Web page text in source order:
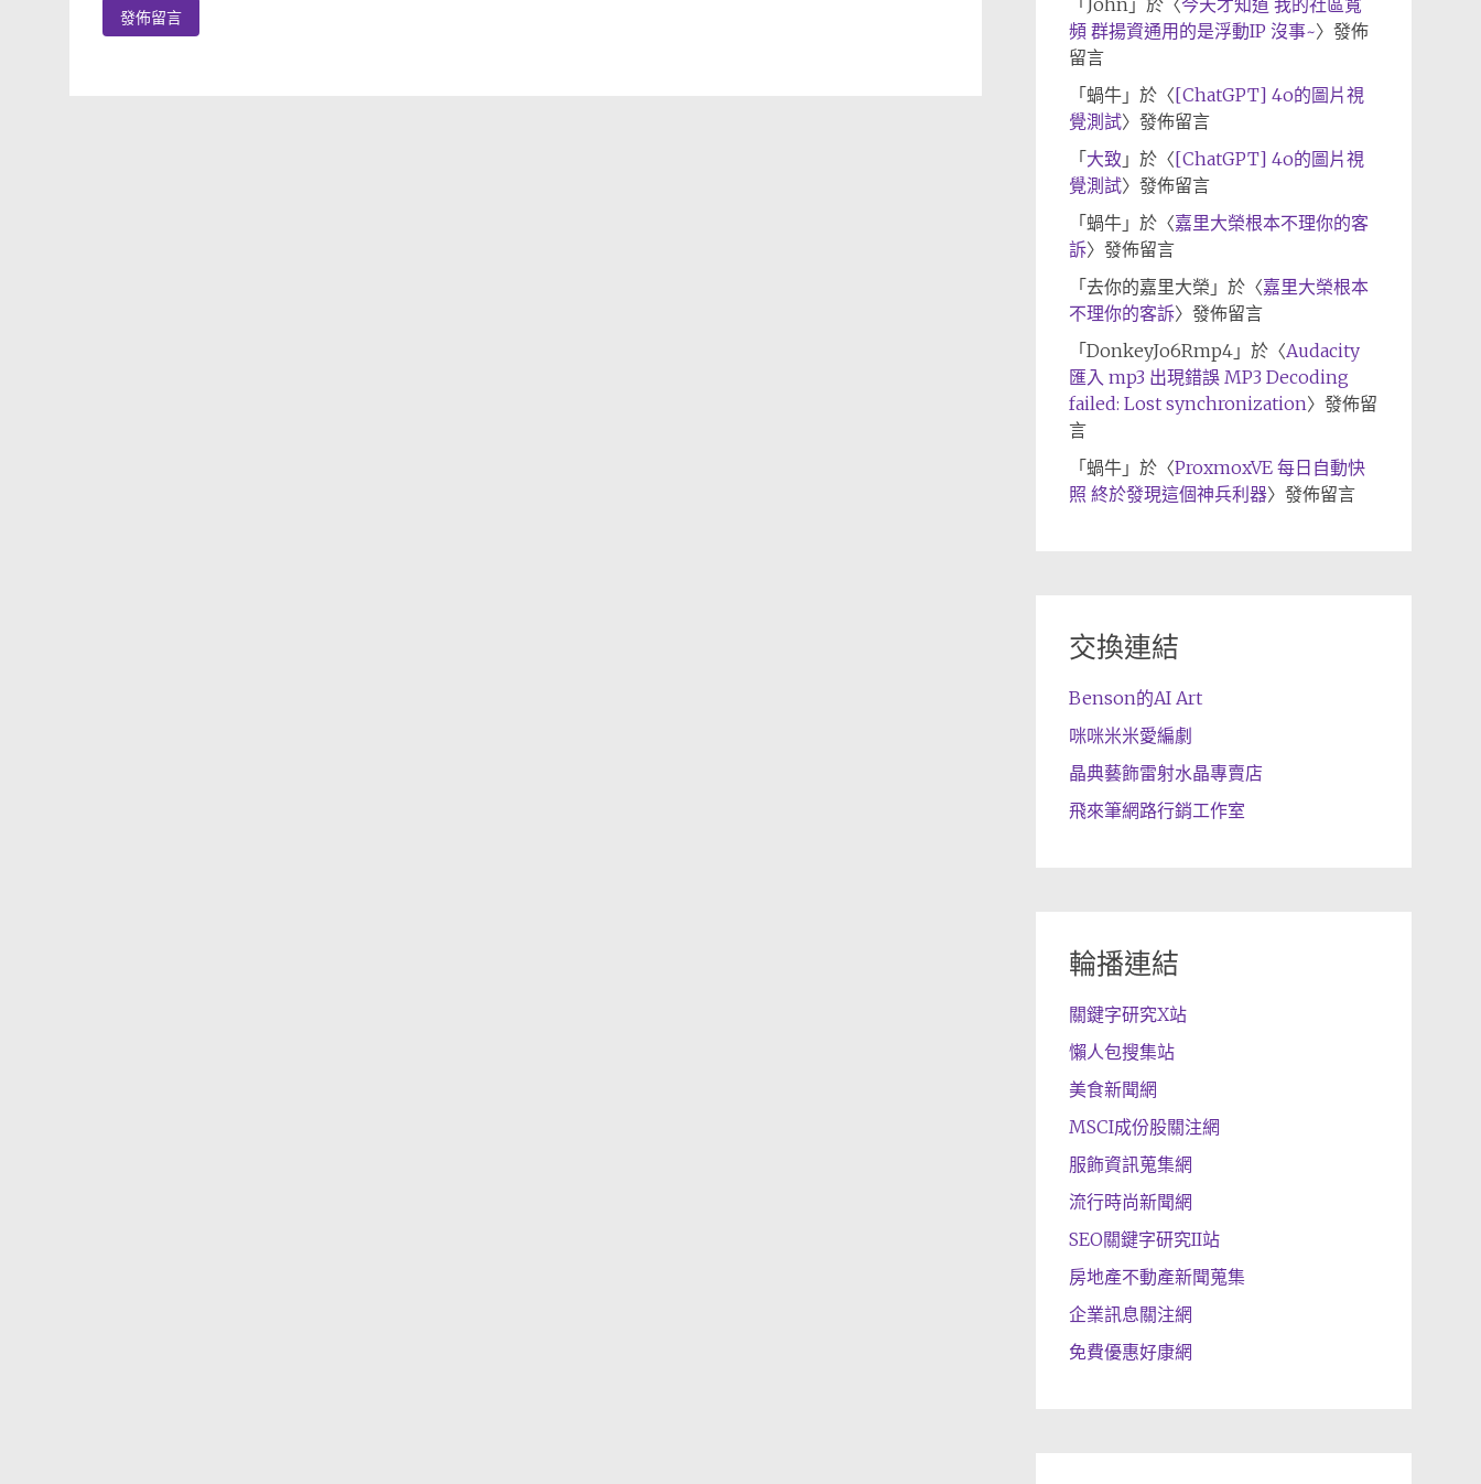
「 John」於〈今天才知道 我的社區寬
頻 群揚資通用的是浮動IP 沒事~〉發佈
留言
「 蝸牛」於〈[ChatGPT] 4o的圖片視
覺測試〉發佈留言
「 大致 」於〈[ChatGPT] 4o的圖片視
覺測試〉發佈留言
「 蝸牛」於〈嘉里大榮根本不理你的客
訴〉發佈留言
「 去你的嘉里大榮 」於〈嘉里大榮根本
不理你的客訴〉發佈留言
「 DonkeyJo6Rmp4」於〈Audacity
匯入 mp3 出現錯誤 MP3 Decoding
failed: Lost synchronization〉發佈留
言
「 蝸牛」於〈ProxmoxVE 每日自動快
照 終於發現這個神兵利器〉發佈留言
交換連結
Benson的AI Art
咪咪米米愛編劇
晶典藝飾雷射水晶專賣店
飛來筆網路行銷工作室
輪播連結
關鍵字研究X站
懶人包搜集站
美食新聞網
MSCI成份股關注網
服飾資訊蒐集網
流行時尚新聞網
SEO關鍵字研究II站
房地產不動產新聞蒐集
企業訊息關注網
免費優惠好康網